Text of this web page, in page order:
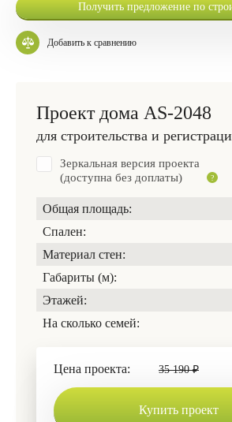
Получить предложение по
Добавить к сравнению
Проект дома AS-2048
для строительства и
Зеркальная версия проекта
(доступна без доплаты)
Общая площадь:
Спален:
Материал стен:
Габариты (м):
Этажей:
На сколько семей:
Цена проекта: 35 190 ₽
Купить проект